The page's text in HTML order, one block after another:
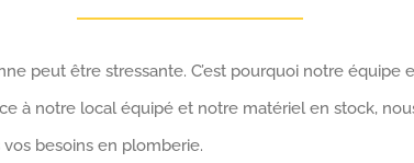
peut être stressante. C’est pourquoi notre équipe
à notre local équipé et notre matériel en stock,
besoins en plomberie.